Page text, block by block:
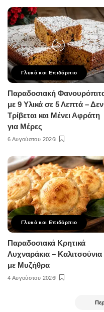
Γλυκό και Επιδόρπιο
Παραδοσιακή
με 9 Υλικά σε 5 Λεπτά – Δεν
Τρίβεται και Μένει Αφράτη
για Μέρες
6 Αυγούστου 2026
Γλυκό και Επιδόρπιο
Παραδοσιακά Κρητικά
Λυχναράκια – Καλιτσούνια
με Μυζήθρα
4 Αυγούστου 2026